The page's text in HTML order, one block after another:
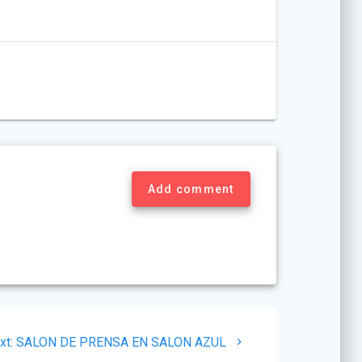
Add comment
Next
SALON DE PRENSA EN SALON AZUL